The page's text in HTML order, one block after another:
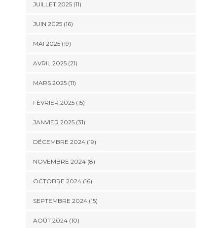
JUILLET 2025 (11)
JUIN 2025 (16)
MAI 2025 (19)
AVRIL 2025 (21)
MARS 2025 (11)
FÉVRIER 2025 (15)
JANVIER 2025 (31)
DÉCEMBRE 2024 (19)
NOVEMBRE 2024 (8)
OCTOBRE 2024 (16)
SEPTEMBRE 2024 (15)
AOÛT 2024 (10)